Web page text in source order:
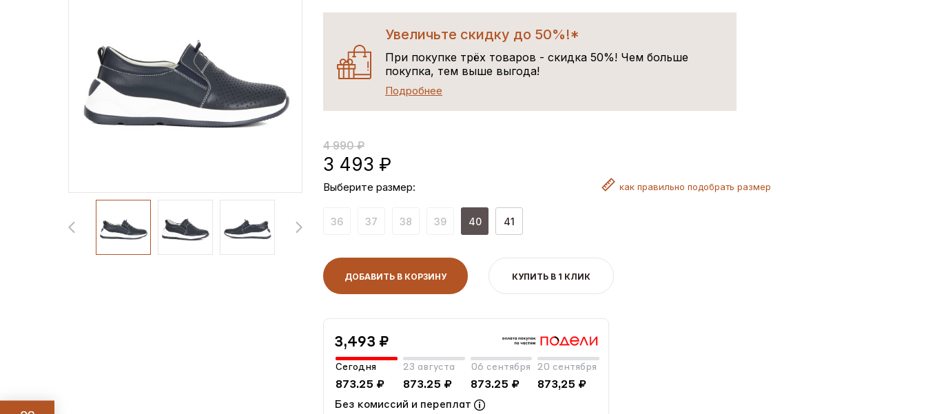
Увеличьте скидку до 50%!*
При покупке трёх товаров - скидка 50%! Чем больше
покупка, тем выше выгода!
Подробнее
4 990 ₽
3 493 ₽
Выберите размер: как правильно подобрать размер
36 37 38 39 40 41
ДОБАВИТЬ В КОРЗИНУ КУПИТЬ В 1 КЛИК
3,493 ₽
Сегодня
873.25 ₽
23 августа
873.25 ₽
06 сентября
873.25 ₽
20 сентября
873,25 ₽
Без комиссий и переплат